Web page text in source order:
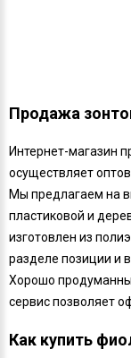
Продажа
Интернет-магазин
осуществляет
Мы предлагаем на
пластиковой и
изготовлен из
разделе позиции и
Хорошо
сервис позволяет
Как купить